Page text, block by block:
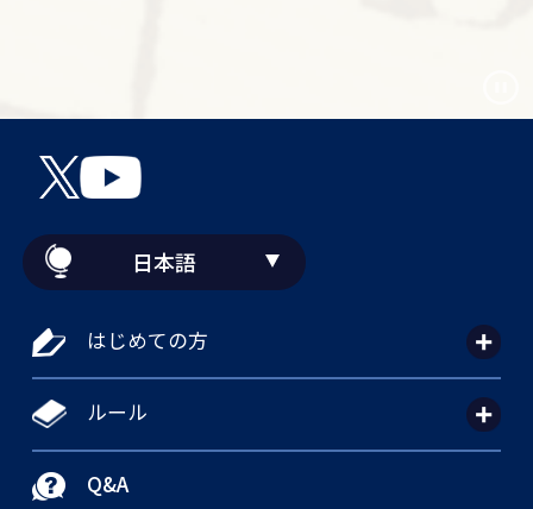
日本語
はじめての方
ルール
Q&A